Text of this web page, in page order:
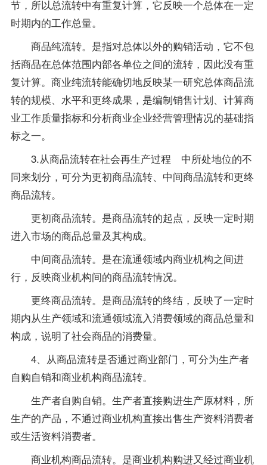
节，所以总流转中有重复计算，它反映一个总体在一定
时期内的工作总量。
商品纯流转。是指对总体以外的购销活动，它不包
括商品在总体范围内部各单位之间的流转，因此没有重
复计算。商业纯流转能确切地反映某一研究总体商品流
转的规模、水平和更终成果，是编制销售计划、计算商
业工作质量指标和分析商业企业经营管理情况的基础指
标之一。
3.从商品流转在社会再生产过程 中所处地位的不
同来划分，可分为更初商品流转、中间商品流转和更终
商品流转。
更初商品流转。是商品流转的起点，反映一定时期
进入市场的商品总量及其构成。
中间商品流转。是在流通领域内商业机构之间进
行，反映商业机构间的商品流转情况。
更终商品流转。是商品流转的终结，反映了一定时
期内从生产领域和流通领域流入消费领域的商品总量和
构成，说明了社会商品的消费量。
4、从商品流转是否通过商业部门，可分为生产者
自购自销和商业机构商品流转。
生产者自购自销。生产者直接购进生产原材料，所
生产的产品，不通过商业机构直接出售生产资料消费者
或生活资料消费者。
商业机构商品流转。是商业机构购进又经过商业机